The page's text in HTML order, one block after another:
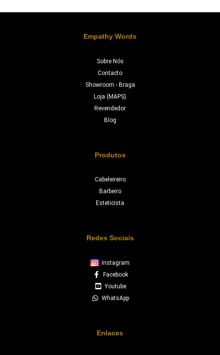
Empathy Words
Sobre Nós
Contacto
Showroom - Braga
Loja (MAPS)
Revendedor
Blog
Produtos
Cabeleireiro
Barbeiro
Esteticista
Redes Sociais
Instagram
Facebook
Youtube
WhatsApp
Enlaces